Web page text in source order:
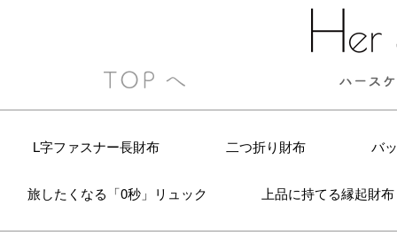
L字ファスナー長財布 二つ折り財布 バ
旅したくなる「0秒」リュック 上品に持てる縁起財布